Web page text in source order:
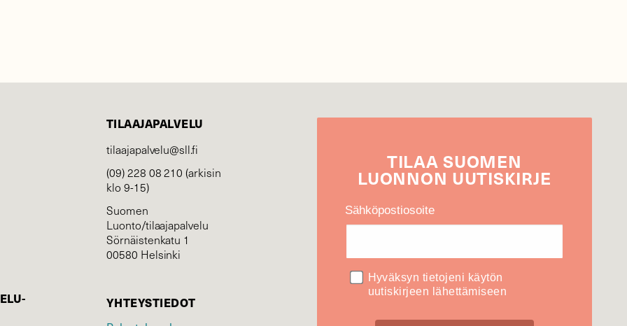
TILAAJAPALVELU
tilaajapalvelu@sll.fi
(09) 228 08 210 (arkisin
klo 9-15)
Suomen
Luonto/tilaajapalvelu
Sörnäistenkatu 1
00580 Helsinki
YHTEYSTIEDOT
TILAASUOMEN
LUONNON UUTIS­KIRJE
Sähköpostiosoite
Hyväksyn tietojeni käytön
uutiskirjeen lähettämiseen